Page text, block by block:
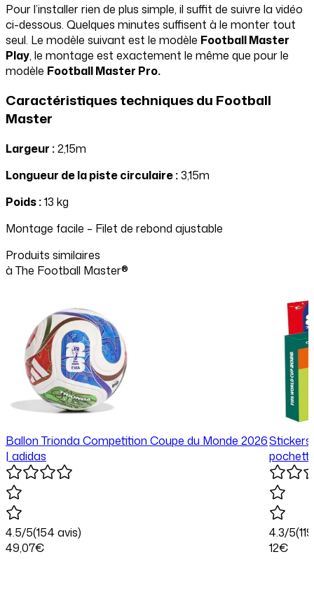
Pour l’installer rien de plus simple, il suffit de suivre la vidéo
ci-dessous. Quelques minutes suffisent à le monter tout
seul. Le modèle suivant est le modèle Football Master
Play, le montage est exactement le même que pour le
modèle Football Master Pro.
Caractéristiques techniques du Football
Master
Largeur :2,15m
Longueur de la piste circulaire :3,15m
Poids :13 kg
Montage facile – Filet de rebond ajustable
Produits similaires
à The Football Master®
Ballon Trionda Competition Coupe du Monde 2026
| adidas
4.5/5(154avis)
49,07€
Stickers
4.3/5(
12€